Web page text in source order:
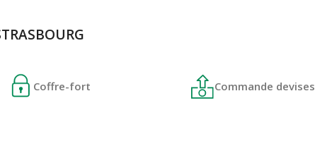
Coffre-fort Commande devises